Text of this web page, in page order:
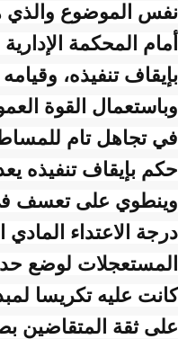
نفس الموضوع والذي
أمام المحكمة
بإيقاف تنفيذه،
وباستعمال القوة
في تجاهل تام
حكم بإيقاف تنفيذه
وينطوي على تعسف
درجة الاعتداء
المستعجلات لوضع حد
كانت عليه تكريسا
على ثقة المتقاضين